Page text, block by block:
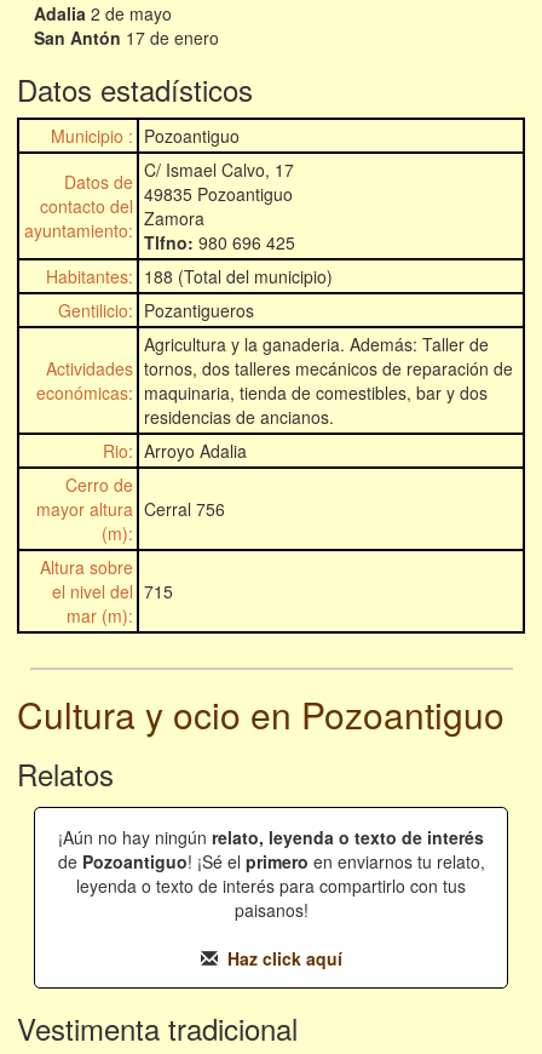
Adalia 2 de mayo
San Antón 17 de enero
Datos estadísticos
Municipio : Pozoantiguo
Datos de
contacto del
ayuntamiento:
C/ Ismael Calvo, 17
49835 Pozoantiguo
Zamora
Tlfno: 980 696 425
Habitantes: 188 (Total del municipio)
Gentilicio: Pozantigueros
Actividades
económicas:
Agricultura y la ganaderia. Además: Taller de
tornos, dos talleres mecánicos de reparación de
maquinaria, tienda de comestibles, bar y dos
residencias de ancianos.
Rio: Arroyo Adalia
Cerro de
mayor altura
(m):
Cerral 756
Altura sobre
el nivel del
mar (m):
715
Cultura y ocio en Pozoantiguo
Relatos
¡Aún no hay ningún relato, leyenda o texto de interés
de Pozoantiguo! ¡Sé el primero en enviarnos tu relato,
leyenda o texto de interés para compartirlo con tus
paisanos!
Haz click aquí
Vestimenta tradicional